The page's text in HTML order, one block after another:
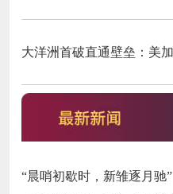
“晨哨初歇时，新雏逐月驰”